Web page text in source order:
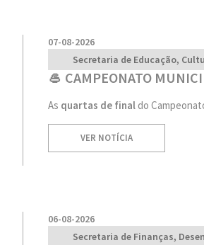
07-08-2026
Secretaria de Educação,
🥌 CAMPEONATO
As quartas de finaldo
VER NOTÍCIA
06-08-2026
Secretaria de Finanças,